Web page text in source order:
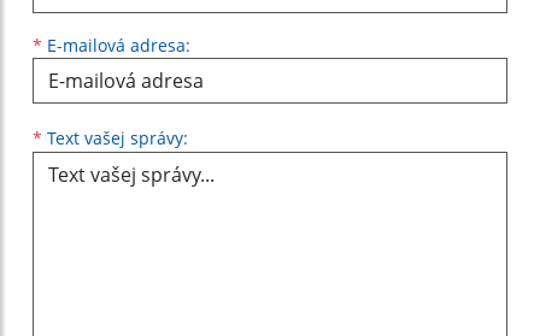
* E-mailová adresa:
* Text vašej správy: